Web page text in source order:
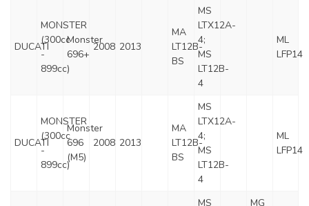
DUCATI
MONSTER
(300cc
-
899cc)
Monster
696+
2008 2013
MA
LT12B-
BS
MS
LTX12A-
4;
MS
LT12B-
4
ML
LFP14
DUCATI
MONSTER
(300cc
-
899cc)
Monster
696
(M5)
2008 2013
MA
LT12B-
BS
MS
LTX12A-
4;
MS
LT12B-
4
ML
LFP14
MS
MG